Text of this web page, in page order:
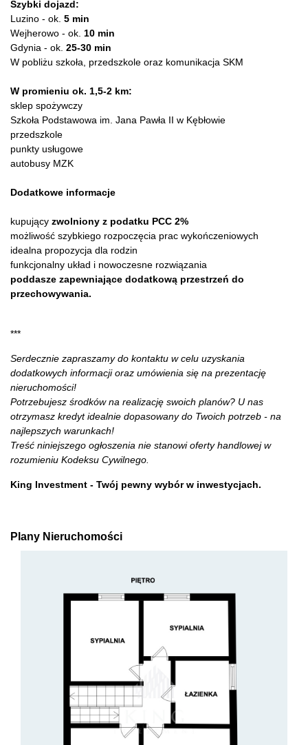
Szybki dojazd:
Luzino - ok. 5 min
Wejherowo - ok. 10 min
Gdynia - ok. 25-30 min
W pobliżu szkoła, przedszkole oraz komunikacja SKM
W promieniu ok. 1,5-2 km:
sklep spożywczy
Szkoła Podstawowa im. Jana Pawła II w Kębłowie
przedszkole
punkty usługowe
autobusy MZK
Dodatkowe informacje
kupujący zwolniony z podatku PCC 2%
możliwość szybkiego rozpoczęcia prac wykończeniowych
idealna propozycja dla rodzin
funkcjonalny układ i nowoczesne rozwiązania
poddasze zapewniające dodatkową przestrzeń do
przechowywania.
***
Serdecznie zapraszamy do kontaktu w celu uzyskania
dodatkowych informacji oraz umówienia się na prezentację
nieruchomości!
Potrzebujesz środków na realizację swoich planów? U nas
otrzymasz kredyt idealnie dopasowany do Twoich potrzeb - na
najlepszych warunkach!
Treść niniejszego ogłoszenia nie stanowi oferty handlowej w
rozumieniu Kodeksu Cywilnego.
King Investment - Twój pewny wybór w inwestycjach.
Plany Nieruchomości